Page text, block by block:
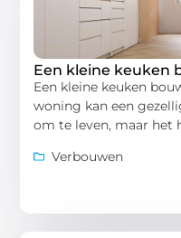
Een kleine keuken
Een kleine keuken
woning kan een
om te leven, maar het
Verbouwen